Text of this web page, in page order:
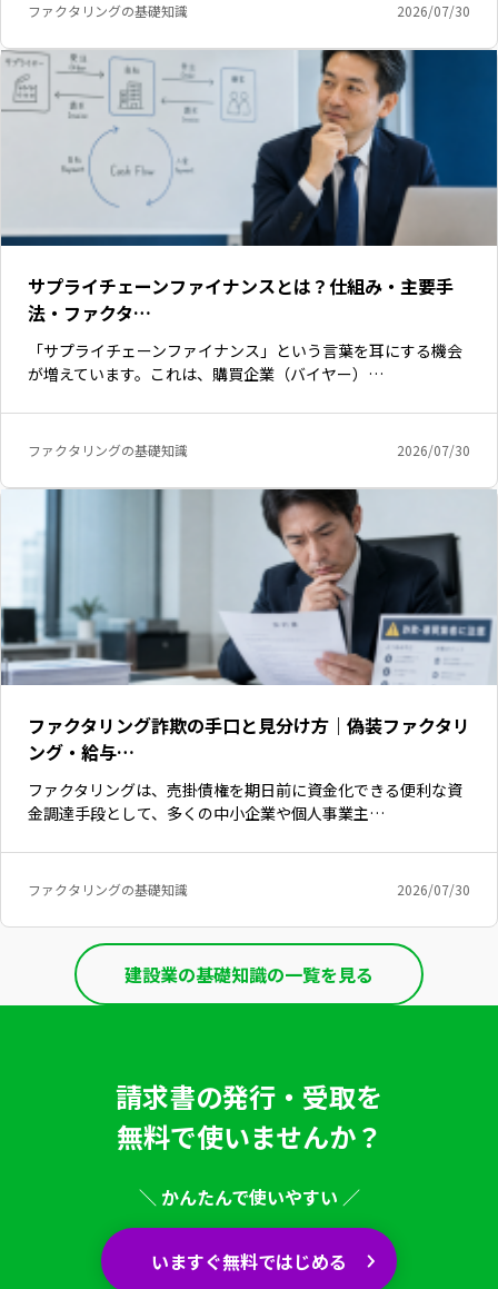
ファクタリングの基礎知識 2026/07/30
サプライチェーンファイナンスとは？仕組み・主要手
法・ファクタ…
「サプライチェーンファイナンス」という言葉を耳にする機会
が増えています。これは、購買企業（バイヤー）…
ファクタリングの基礎知識 2026/07/30
ファクタリング詐欺の手口と見分け方｜偽装ファクタリ
ング・給与…
ファクタリングは、売掛債権を期日前に資金化できる便利な資
金調達手段として、多くの中小企業や個人事業主…
ファクタリングの基礎知識 2026/07/30
建設業の基礎知識の一覧を見る
いますぐ無料登録
請求書の発行・受取を
無料で使いませんか？
＼ かんたんで使いやすい ／
いますぐ無料ではじめる